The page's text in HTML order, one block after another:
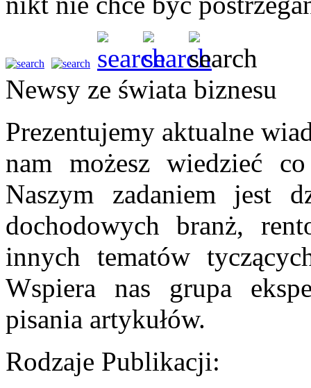
Newsy ze świata biznesu
Prezentujemy aktualne
nam możesz wiedzieć
Naszym zadaniem jest
dochodowych branż,
innych tematów
Wspiera nas grupa
pisania artykułów.
Rodzaje Publikacji: